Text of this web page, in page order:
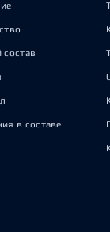
состав
в составе